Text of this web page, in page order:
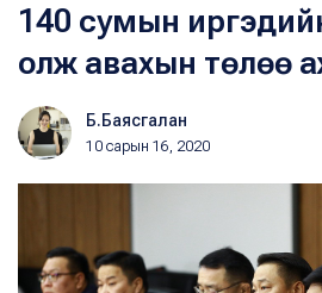
140 сумын
олж авахын төлөө
Б.Баясгалан
10 сарын 16, 2020